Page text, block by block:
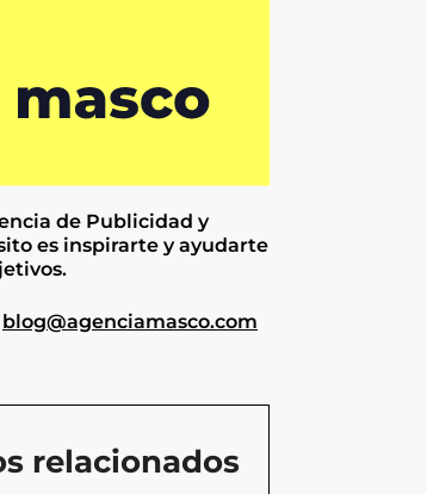
de Publicidad y
es inspirarte y ayudarte
blog@agenciamasco.com
relacionados